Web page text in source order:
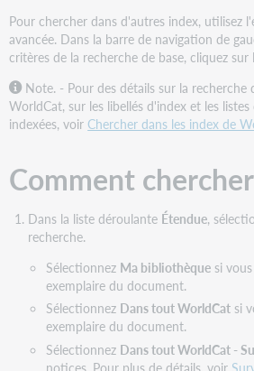
Pour chercher dans d'autres index, utilisez
avancée. Dans la barre de navigation de
critères de la recherche de base, cliquez sur
Note. - Pour des détails sur la recherche
WorldCat, sur les libellés d'index et les
indexées, voir Chercher dans les index de
Comment chercher
Dans la liste déroulante Étendue,
recherche.
Sélectionnez Ma bibliothèquesi vous
exemplaire du document.
Sélectionnez Dans tout WorldCatsi
exemplaire du document.
Sélectionnez Dans tout WorldCat -
notices. Pour plus de détails, voir